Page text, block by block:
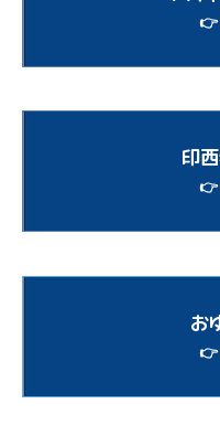
👉
印
👉
お
👉